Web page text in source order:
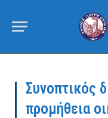
Συνοπτικός
προμήθεια